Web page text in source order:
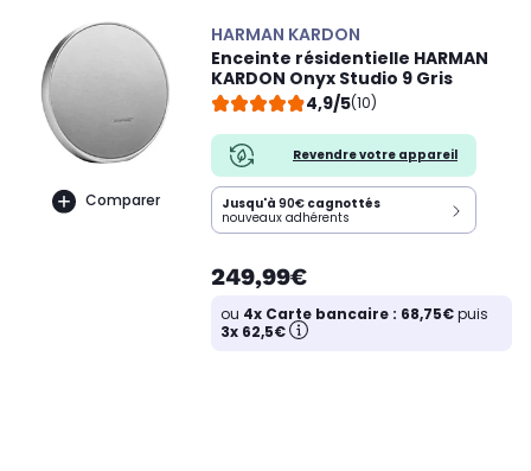
Comparer
HARMAN KARDON
Enceinte résidentielle HARMAN
KARDON Onyx Studio 9 Gris
4,9/5(10)
Revendre votre appareil
Jusqu'à 90€ cagnottés
nouveaux adhérents
249,99€
ou 4x Carte bancaire : 68,75€puis
3x 62,5€